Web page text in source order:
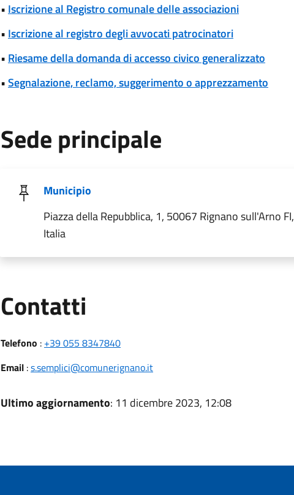
• Iscrizione al Registro comunale delle associazioni
• Iscrizione al registro degli avvocati patrocinatori
• Riesame della domanda di accesso civico generalizzato
•Segnalazione, reclamo, suggerimento o apprezzamento
Sede principale
Municipio
Piazza della Repubblica, 1, 50067 Rignano sull'Arno FI,
Italia
Contatti
Telefono : +39 055 8347840
Email:s.semplici@comunerignano.it
Ultimo aggiornamento: 11 dicembre 2023, 12:08